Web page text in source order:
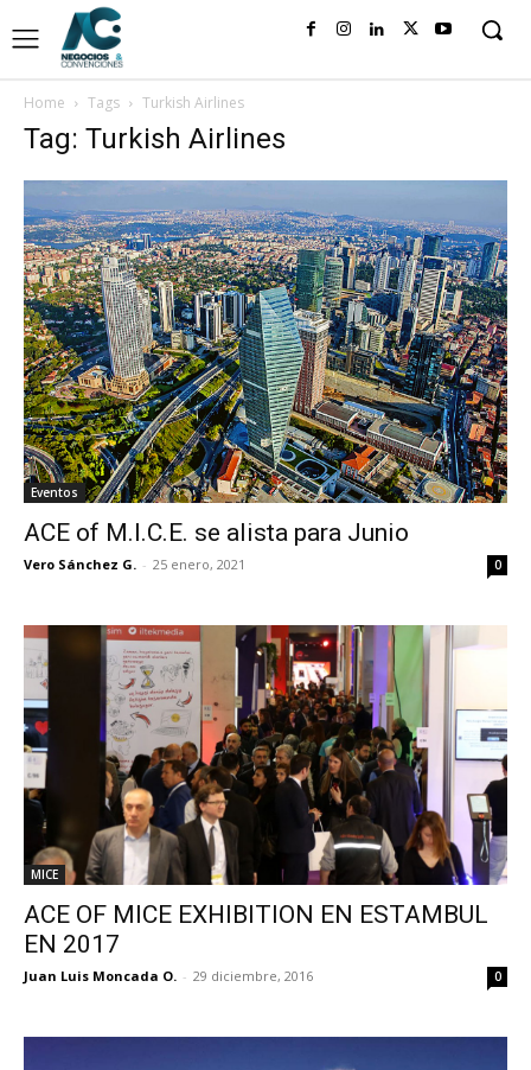
Home Tags Turkish Airlines
Tag: Turkish Airlines
Eventos
ACE of M.I.C.E. se alista para Junio
Vero Sánchez G. - 25 enero, 2021 0
MICE
ACE OF MICE EXHIBITION EN ESTAMBUL
EN 2017
Juan Luis Moncada O. - 29 diciembre, 2016 0